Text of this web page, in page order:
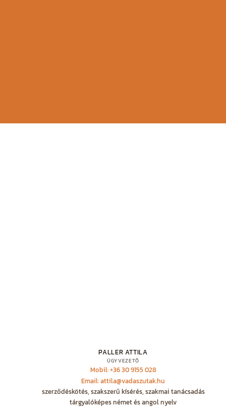
PALLER ATTILA
ÜGYVEZETŐ
Mobil: +36 30 9155 028
Email: attila@vadaszutak.hu
szerződéskötés, szakszerű kísérés, szakmai tanácsadás
tárgyalóképes német és angol nyelv